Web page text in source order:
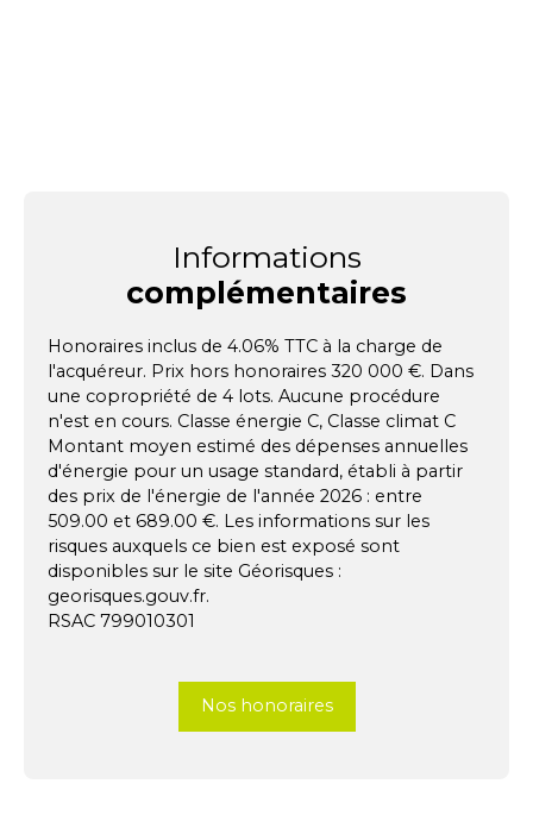
Informations
complémentaires
Honoraires inclus de 4.06% TTC à la charge de
l'acquéreur. Prix hors honoraires 320 000 €. Dans
une copropriété de 4 lots. Aucune procédure
n'est en cours. Classe énergie C, Classe climat C
Montant moyen estimé des dépenses annuelles
d'énergie pour un usage standard, établi à partir
des prix de l'énergie de l'année 2026 : entre
509.00 et 689.00 €. Les informations sur les
risques auxquels ce bien est exposé sont
disponibles sur le site Géorisques :
georisques.gouv.fr.
RSAC 799010301
Nos honoraires